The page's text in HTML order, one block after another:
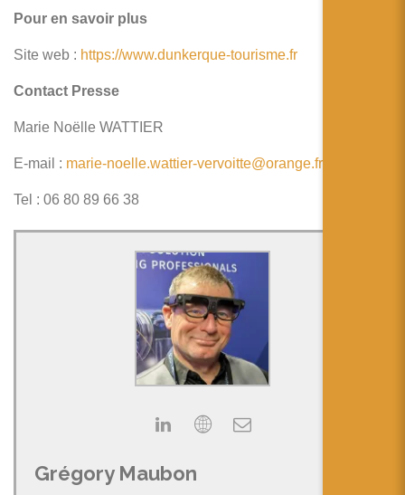
Pour en savoir plus
Site web : https://www.dunkerque-tourisme.fr
Contact Presse
Marie Noëlle WATTIER
E-mail : marie-noelle.wattier-vervoitte@orange.fr
Tel : 06 80 89 66 38
Grégory Maubon